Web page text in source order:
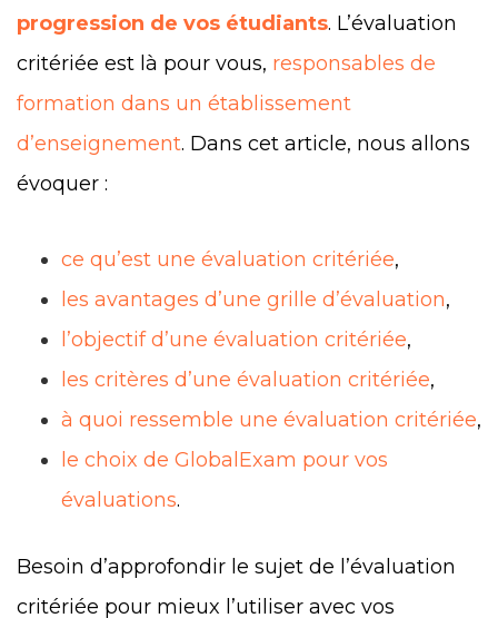
progression de vos étudiants. L’évaluation
critériée est là pour vous, responsables de
formation dans un établissement
d’enseignement. Dans cet article, nous allons
évoquer :
ce qu’est une évaluation critériée,
les avantages d’une grille d’évaluation,
l’objectif d’une évaluation critériée,
les critères d’une évaluation critériée,
à quoi ressemble une évaluation critériée,
le choix de GlobalExam pour vos
évaluations.
Besoin d’approfondir le sujet de l’évaluation
critériée pour mieux l’utiliser avec vos